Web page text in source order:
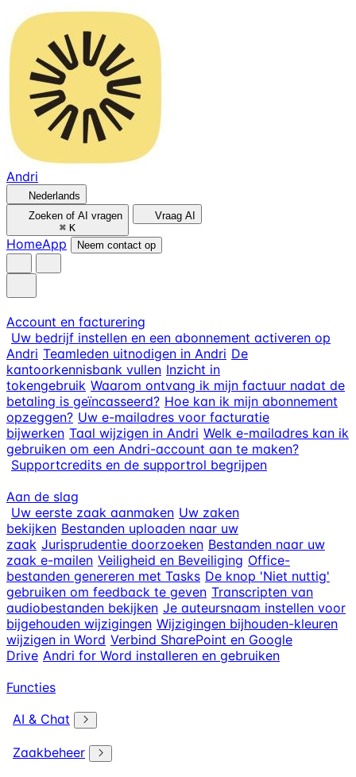
Andri
Nederlands
Zoeken of AI vragen
⌘ K
Vraag AI
HomeApp Neem contact op
Account en facturering
Uw bedrijf instellen en een abonnement activeren op
Andri Teamleden uitnodigen in Andri De
kantoorkennisbank vullen Inzicht in
tokengebruik Waarom ontvang ik mijn factuur nadat de
betaling is geïncasseerd? Hoe kan ik mijn abonnement
opzeggen? Uw e-mailadres voor facturatie
bijwerken Taal wijzigen in Andri Welk e-mailadres kan ik
gebruiken om een Andri-account aan te maken?
Supportcredits en de supportrol begrijpen
Aan de slag
Uw eerste zaak aanmaken Uw zaken
bekijken Bestanden uploaden naar uw
zaak Jurisprudentie doorzoeken Bestanden naar uw
zaak e-mailen Veiligheid en Beveiliging Office-
bestanden genereren met Tasks De knop 'Niet nuttig'
gebruiken om feedback te geven Transcripten van
audiobestanden bekijken Je auteursnaam instellen voor
bijgehouden wijzigingen Wijzigingen bijhouden-kleuren
wijzigen in Word Verbind SharePoint en Google
Drive Andri for Word installeren en gebruiken
Functies
AI & Chat
Zaakbeheer